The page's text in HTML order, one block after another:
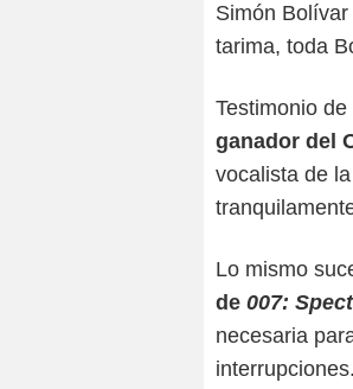
Simón
tarima, toda
Testimonio
ganador del
vocalista de
Lo mismo
de 007:
necesaria